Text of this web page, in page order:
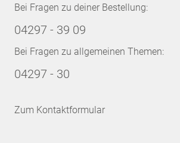
Bei Fragen zu deiner Bestellung:
04297 - 39 09
Bei Fragen zu allgemeinen Themen:
04297 - 30
Zum Kontaktformular